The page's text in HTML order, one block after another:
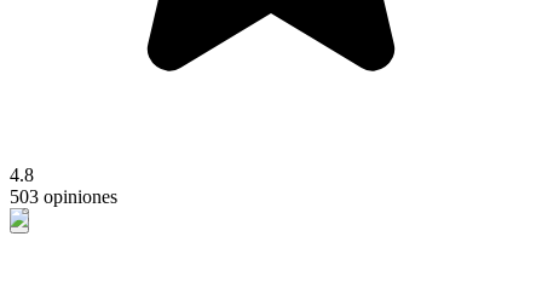
4.8
503 opiniones